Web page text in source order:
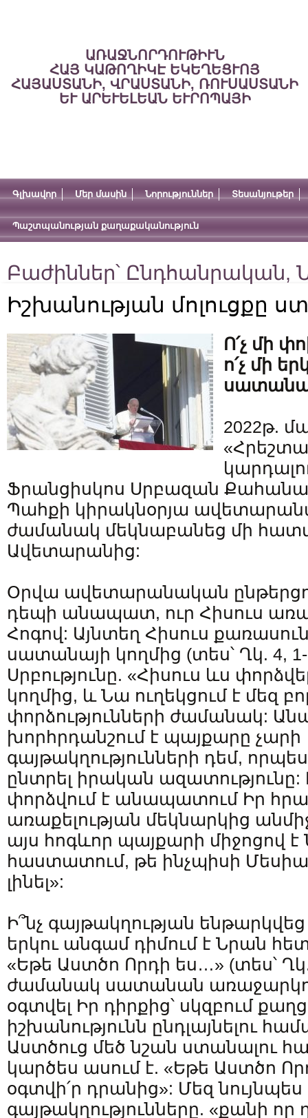
ԱՌԱՋՆՈՐԴՈՒԹԻՒՆ
ՀԱՅ ԿԱԹՈՂԻԿԷ ԵԿԵՂԵՑՒՈՅ
ՀԱՅԱՍՏԱՆԻ, ՎՐԱՍՏԱՆԻ, ՌՈՒՍԱՍՏԱՆԻ
ԵՒ ԱՐԵՒԵԼԵԱՆ ԵՒՐՈՊԱՅԻ
Գլխավոր Մեր մասին Նորություններ Տեսանյութեր
Պաշտպանության քաղաքականություն
Բաժիններ՝ Ընդհանրական,
Իշխանության մոլուցքը
Ո՛չ մի
ո՛չ մի
2022թ.
Ֆրանցիսկոս Սրբազան
Պահքի կիրակնօրյա
ժամանակ մեկնաբանեց մի
Ավետարանից:
Օրվա ավետարանական
դեպի անապատ, ուր Հիսուս
Հոգով: Այնտեղ Հիսուս
սատանայի կողմից (տես՝ Ղկ. 4,
Սրբությունը. «Հիսուս ևս
կողմից, և Նա ուղեկցում է մեզ
փորձությունների ժամանակ:
խորհրդանշում է պայքարը չարի
գայթակղությունների դեմ,
ընտրել իրական
փորձվում է անապատում Իր
առաքելության մեկնարկից
այս հոգևոր պայքարի միջոցով
հաստատում, թե ինչպիսի
լինել»:
Ի՞նչ գայթակղության
երկու անգամ դիմում է Նրան
«Եթե Աստծո Որդի ես…» (տես՝ Ղկ.
ժամանակ սատանան
օգտվել Իր դիրքից՝ սկզբում
իշխանությունն ընդլայնելու
Աստծուց մեծ նշան ստանալու
կարծես ասում է. «Եթե Աստծո
օգտվի՛ր դրանից»: Մեզ
գայթակղությունները. «քանի որ